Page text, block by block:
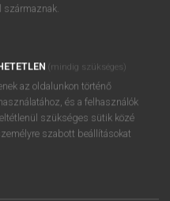
SZÓTÁR
éventuelle des recettes
(mindig szükséges)
az oldalunkon történő
és a felhasználók
szükséges sütik közé
szabott beállításokat